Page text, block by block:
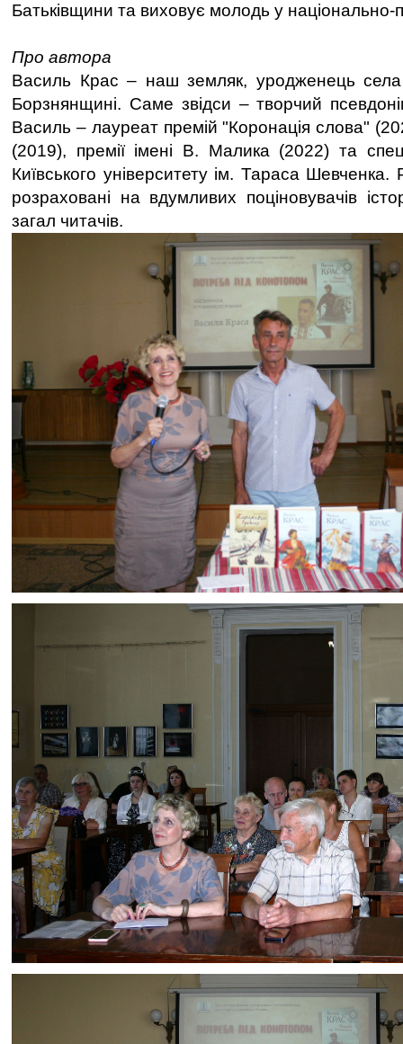
Батьківщини та виховує молодь у національно-
Про автора
Василь Крас – наш земляк, уродженець
Борзнянщині. Саме звідси – творчий
Василь – лауреат премій "Коронація слова"
(2019), премії імені В. Малика (2022) та
Київського університету ім. Тараса
розраховані на вдумливих поціновувачів
загал читачів.